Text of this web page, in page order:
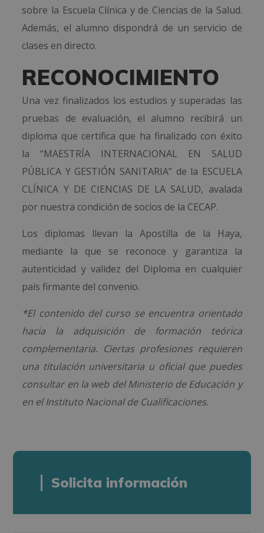
sobre la Escuela Clínica y de Ciencias de la Salud.
Además, el alumno dispondrá de un servicio de
clases en directo.
RECONOCIMIENTO
Una vez finalizados los estudios y superadas las
pruebas de evaluación, el alumno recibirá un
diploma que certifica que ha finalizado con éxito
la “MAESTRÍA INTERNACIONAL EN SALUD
PÚBLICA Y GESTIÓN SANITARIA” de la ESCUELA
CLÍNICA Y DE CIENCIAS DE LA SALUD, avalada
por nuestra condición de socios de la CECAP.
Los diplomas llevan la Apostilla de la Haya,
mediante la que se reconoce y garantiza la
autenticidad y validez del Diploma en cualquier
país firmante del convenio.
*El contenido del curso se encuentra orientado
hacia la adquisición de formación teórica
complementaria. Ciertas profesiones requieren
una titulación universitaria u oficial que puedes
consultar en la web del Ministerio de Educación y
en el Instituto Nacional de Cualificaciones.
Solicita información